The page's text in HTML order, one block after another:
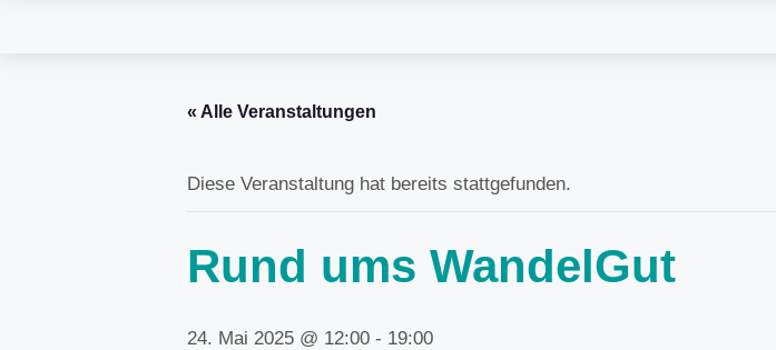
« Alle Veranstaltungen
Diese Veranstaltung hat bereits stattgefunden.
Rund ums WandelGut
24. Mai 2025 @ 12:00 - 19:00